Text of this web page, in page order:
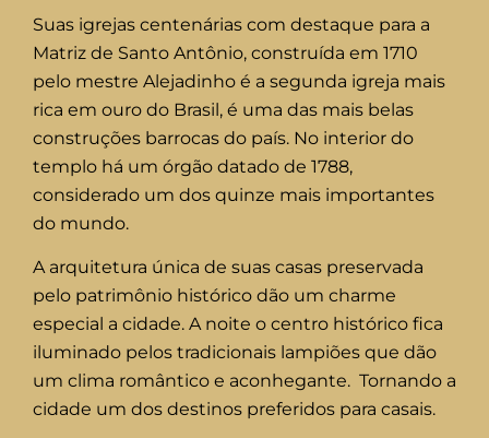
Suas igrejas centenárias com destaque para a
Matriz de Santo Antônio, construída em 1710
pelo mestre Alejadinho é a segunda igreja mais
rica em ouro do Brasil, é uma das mais belas
construções barrocas do país. No interior do
templo há um órgão datado de 1788,
considerado um dos quinze mais importantes
do mundo.
A arquitetura única de suas casas preservada
pelo patrimônio histórico dão um charme
especial a cidade. A noite o centro histórico fica
iluminado pelos tradicionais lampiões que dão
um clima romântico e aconhegante. Tornando a
cidade um dos destinos preferidos para casais.